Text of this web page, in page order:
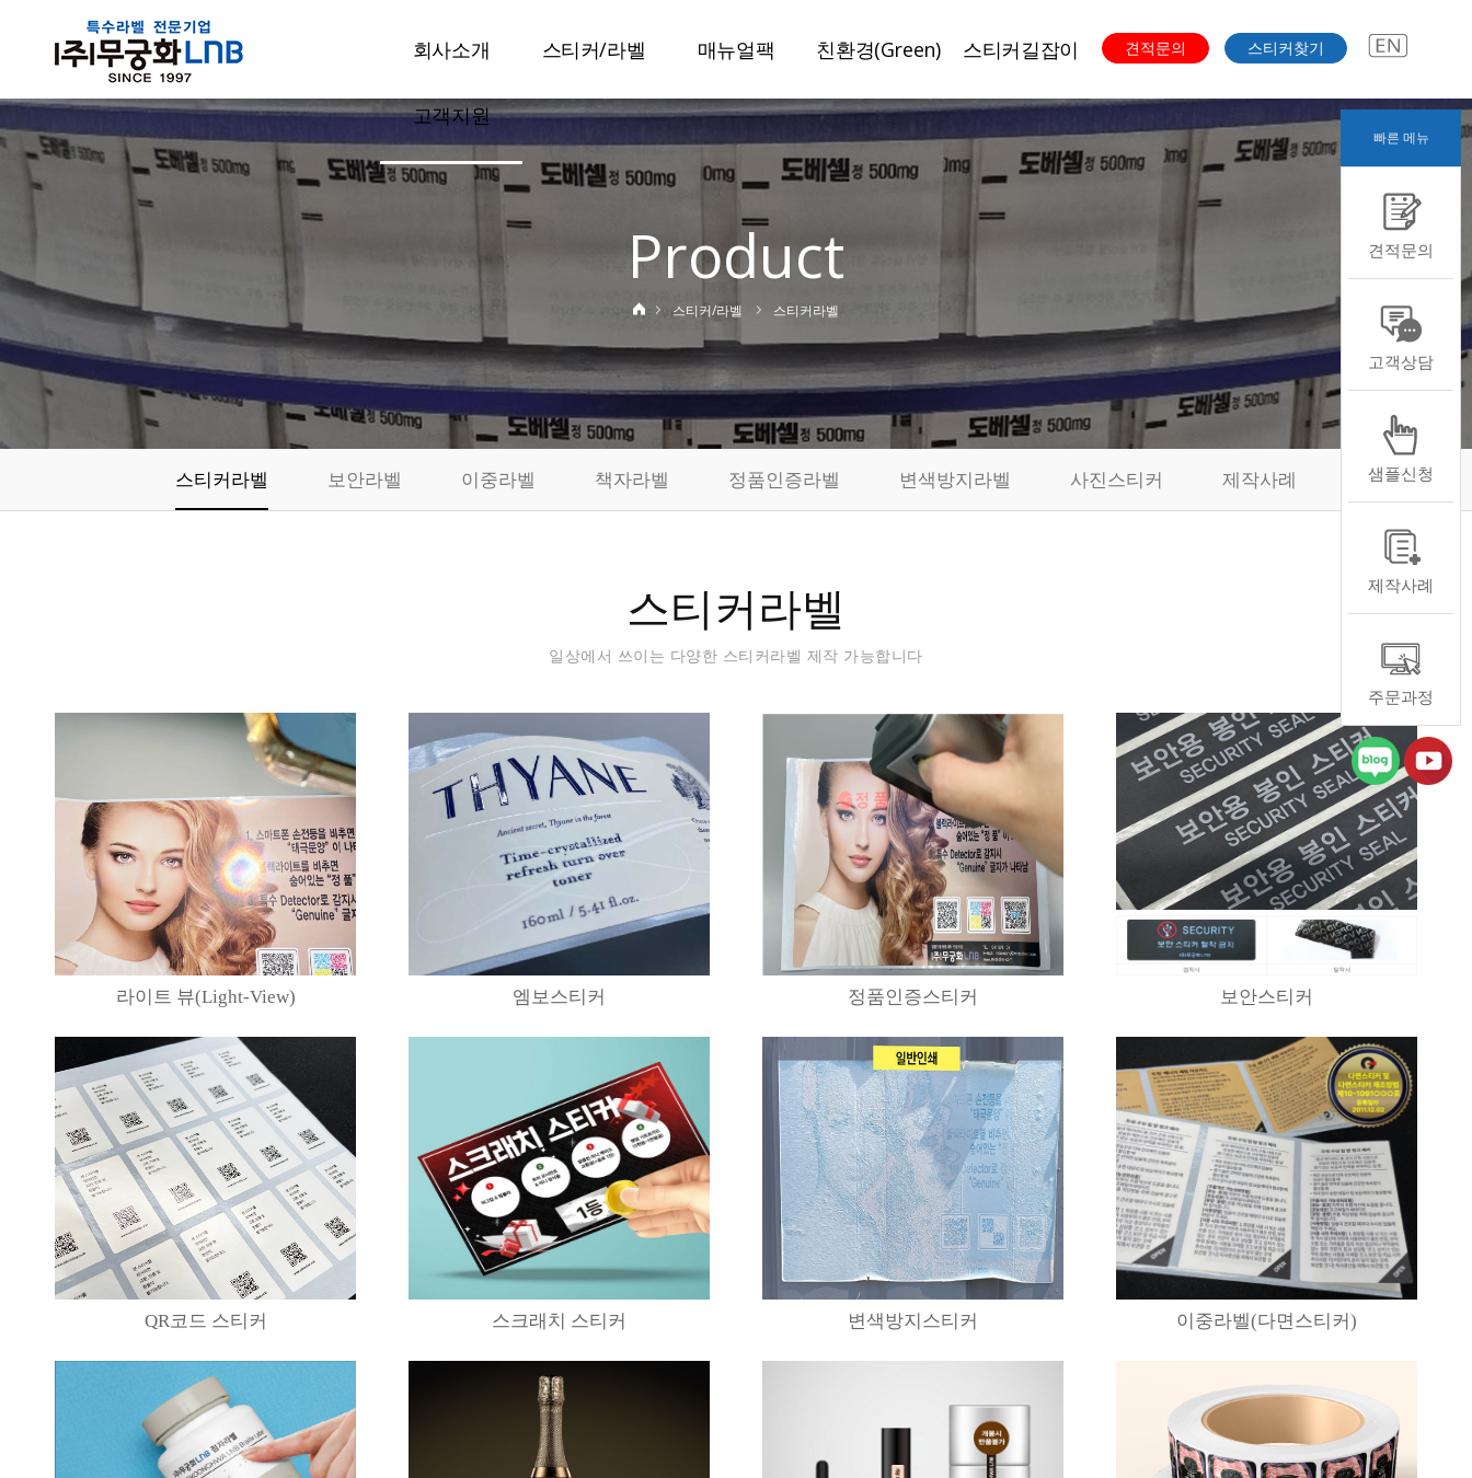
견적문의 스티커찾기
회사소개
CEO인사말
회사개요
부서소개
오시는길
스티커/라벨
스티커라벨
보안라벨
사진스티커
제작사례
매뉴얼팩
매뉴얼팩
일반접지
특수접지
봉인설명서
친환경(Green)
슈가라벨
수분리라벨
저탄소라벨
스티커길잡이
주문과정
색도수
스티커용도
기본디자인자료
고객지원
샘플신청
카드결제
동영상자료실
Product
스티커/라벨 스티커라벨
스티커라벨 보안라벨 이중라벨 책자라벨 정품인증라벨 변색방지라벨 사진스티커 제작사례
스티커라벨
일상에서 쓰이는 다양한 스티커라벨 제작 가능합니다
라이트 뷰(Light-View) 엠보스티커 정품인증스티커 보안스티커
QR코드 스티커 스크래치 스티커 변색방지스티커 이중라벨(다면스티커)
빠른 메뉴
견적문의
고객상담
샘플신청
제작사례
주문과정